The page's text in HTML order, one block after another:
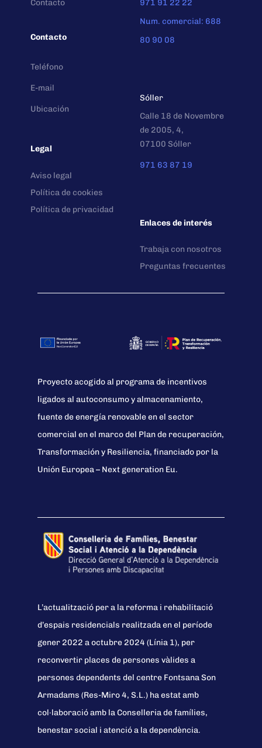
Contacto
Contacto
Teléfono
E-mail
Ubicación
Legal
Aviso legal
Política de cookies
Política de privacidad
971 91 22 22
Num. comercial: 688
80 90 08
Sóller
Calle 18 de Novembre
de 2005, 4,
07100 Sóller
971 63 87 19
Enlaces de interés
Trabaja con nosotros
Preguntas frecuentes
Proyecto acogido al programa de incentivos
ligados al autoconsumo y almacenamiento,
fuente de energía renovable en el sector
comercial en el marco del Plan de recuperación,
Transformación y Resiliencia, financiado por la
Unión Europea – Next generation Eu.
L’actualització per a la reforma i rehabilitació
d’espais residencials realitzada en el període
gener 2022 a octubre 2024 (Línia 1), per
reconvertir places de persones vàlides a
persones dependents del centre Fontsana Son
Armadams (Res-Miro 4, S.L.) ha estat amb
col·laboració amb la Conselleria de famílies,
benestar social i atenció a la dependència.